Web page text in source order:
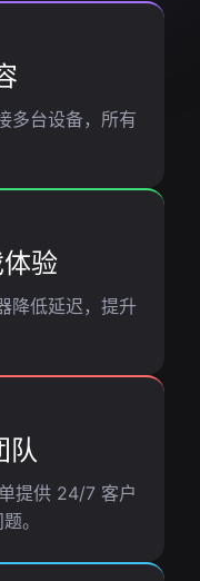
多台设备，所有
验
降低延迟，提升
队
提供 24/7 客户
。